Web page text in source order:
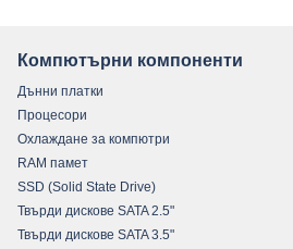
Компютърни компоненти
Дънни платки
Процесори
Охлаждане за компютри
RAM памет
SSD (Solid State Drive)
Твърди дискове SATA 2.5"
Твърди дискове SATA 3.5"